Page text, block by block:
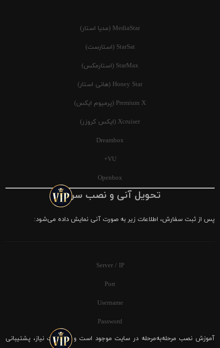
MediaStar (مدیا استار)
StarSat (استارست)
StarMax (استارمکس)
Honey Star (هانی استار)
Premium X (پرمیوم ایکس)
Xcruiser (ایکس کروزر)
Dreambox
VU+
Openbox
تحویل آنی و نصب سریع
پس از ثبت سفارش، اطلاعات زیر به صورت آنی نمایش داده می‌شود:
Server / IP
Port
Username
Password
آموزش نصب مرحله‌به‌مرحله در سایت موجود است و در صورت نیاز، پشتیبانی